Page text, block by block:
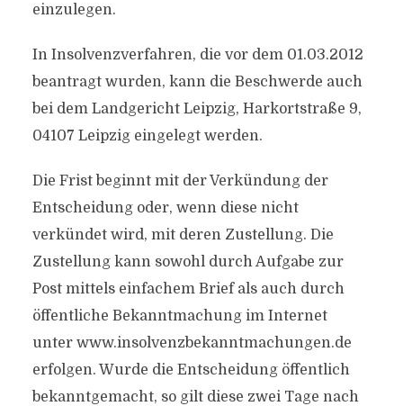
einzulegen.
In Insolvenzverfahren, die vor dem 01.03.2012
beantragt wurden, kann die Beschwerde auch
bei dem Landgericht Leipzig, Harkortstraße 9,
04107 Leipzig eingelegt werden.
Die Frist beginnt mit der Verkündung der
Entscheidung oder, wenn diese nicht
verkündet wird, mit deren Zustellung. Die
Zustellung kann sowohl durch Aufgabe zur
Post mittels einfachem Brief als auch durch
öffentliche Bekanntmachung im Internet
unter www.insolvenzbekanntmachungen.de
erfolgen. Wurde die Entscheidung öffentlich
bekanntgemacht, so gilt diese zwei Tage nach